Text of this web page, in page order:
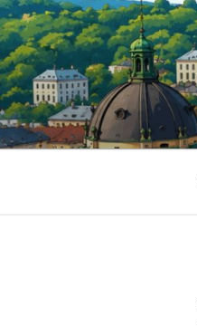
Перейти
до
вмісту